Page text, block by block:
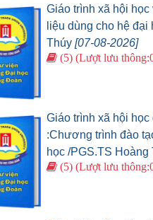
Giáo trình xã hội
liệu dùng cho hệ
Thúy[07-08-2026]
(5) (Lượt lưu
Giáo trình xã hội
:Chương trình đào
học /PGS.TS Hoàng
(5) (Lượt lưu